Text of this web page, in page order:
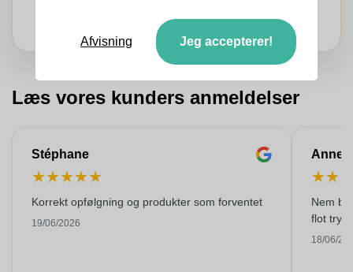
Læs vores kunders anmeldelser
Stéphane
★★★★★
Korrekt opfølgning og produkter som forventet
19/06/2026
Anne-
★★
Nem
flot tryk!
18/06/
Afvisning Jeg accepterer!